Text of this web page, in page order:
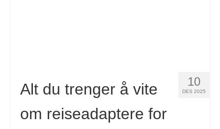
10
DES 2025
Alt du trenger å vite
om reiseadaptere for